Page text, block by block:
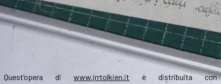
Quest’opera diwww.jrrtolkien.it è distribuita con